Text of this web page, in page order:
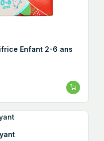
Enfant 2-6 ans